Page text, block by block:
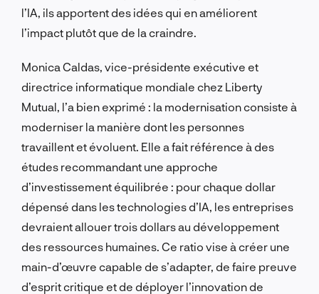
l’IA, ils apportent des idées qui en améliorent
l’impact plutôt que de la craindre.
Monica Caldas, vice-présidente exécutive et
directrice informatique mondiale chez Liberty
Mutual, l’a bien exprimé : la modernisation consiste à
moderniser la manière dont les personnes
travaillent et évoluent. Elle a fait référence à des
études recommandant une approche
d’investissement équilibrée : pour chaque dollar
dépensé dans les technologies d’IA, les entreprises
devraient allouer trois dollars au développement
des ressources humaines. Ce ratio vise à créer une
main-d’œuvre capable de s’adapter, de faire preuve
d’esprit critique et de déployer l’innovation de